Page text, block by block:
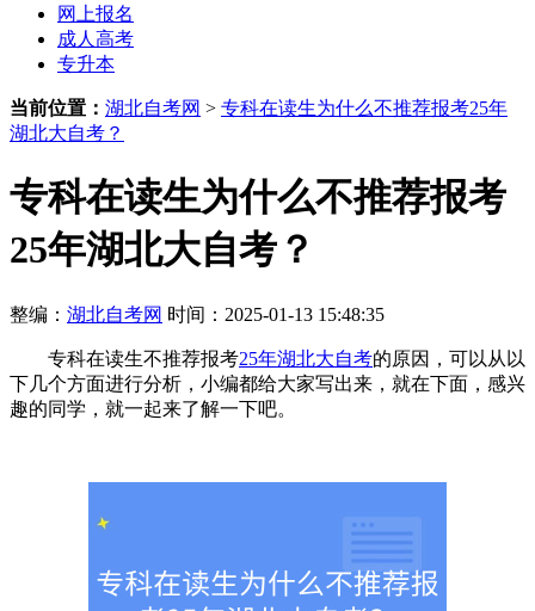
网上报名
成人高考
专升本
当前位置： 湖北自考网 > 专科在读生为什么不推荐报考25年
湖北大自考？
专科在读生为什么不推荐报考
25年湖北大自考？
整编： 湖北自考网 时间：2025-01-13 15:48:35
专科在读生不推荐报考25年湖北大自考的原因，可以从以
下几个方面进行分析，小编都给大家写出来，就在下面，感兴
趣的同学，就一起来了解一下吧。